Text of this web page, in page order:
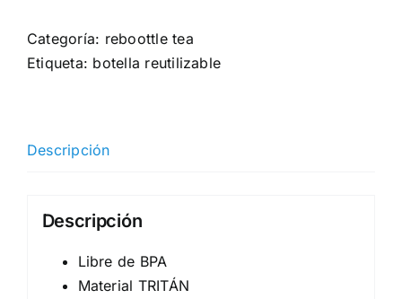
y
rojo
Categoría: reboottle tea
Etiqueta: botella reutilizable
Descripción
Descripción
Libre de BPA
Material TRITÁN